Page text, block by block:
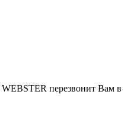
WEBSTER перезвонит Вам в